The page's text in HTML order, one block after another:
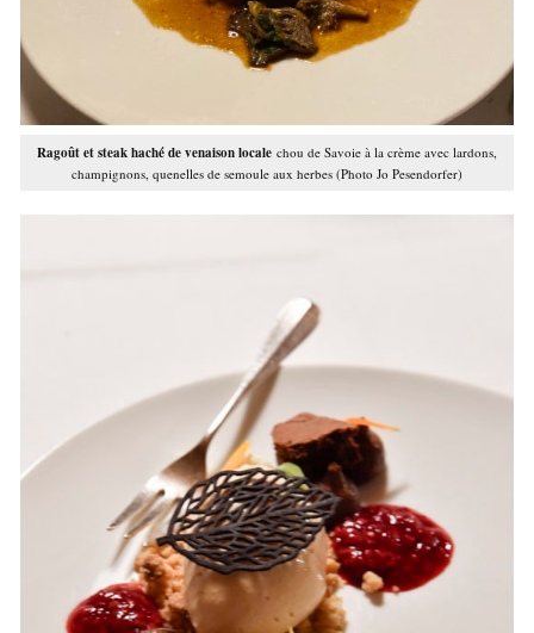
Ragoût et steak haché de venaison locale chou de Savoie à la crème avec lardons,
champignons, quenelles de semoule aux herbes (Photo Jo Pesendorfer)